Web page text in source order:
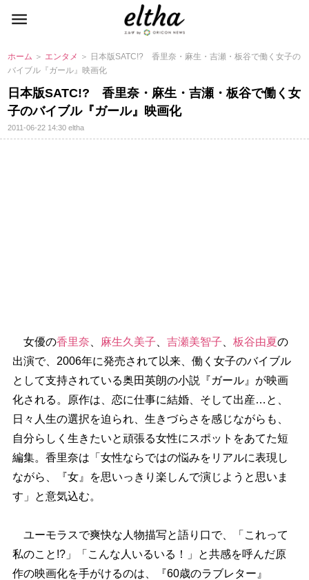
ホーム ＞ エンタメ ＞ 日本版SATC!? 香里奈・麻生・吉瀬・板谷で働く女子の
バイブル『ガール』映画化
日本版SATC!? 香里奈・麻生・吉瀬・板谷で働く女
子のバイブル『ガール』映画化
2011-06-22 14:30eltha
女優の香里奈 麻生久美子 吉瀬美智子 板谷由夏の
出演で、2006年に発売されて以来、働く女子のバイブル
として支持されている奥田英朗の小説『ガール』が映画
化される。原作は、恋に仕事に結婚、そして出産…と、
日々人生の選択を迫られ、生きづらさを感じながらも、
自分らしく生きたいと頑張る女性にスポットをあてた短
編集。香里奈は「女性ならではの悩みをリアルに表現し
ながら、『女』を思いっきり楽しんで演じようと思いま
す」と意気込む。
ユーモラスで爽快な人物描写と語り口で、「これって
私のこと!?」「こんな人いるいる！」と共感を呼んだ原
作の映画化を手がけるのは、『60歳のラブレター』